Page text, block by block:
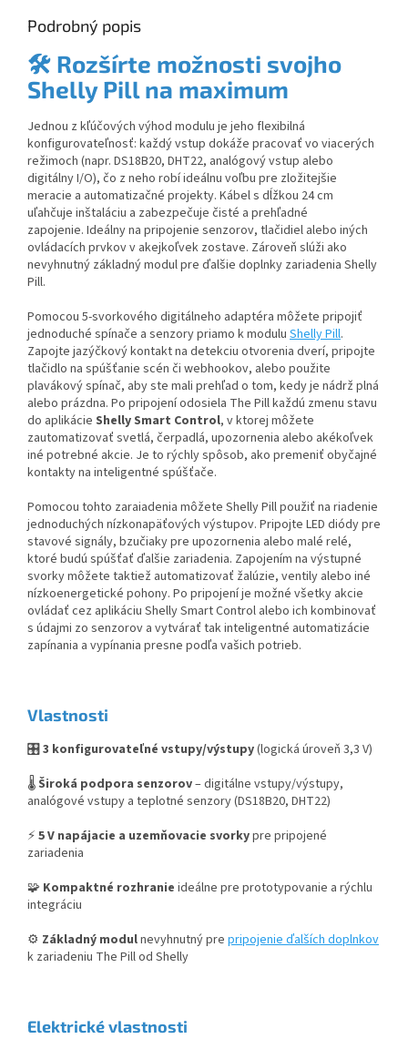
Podrobný popis
🛠️ Rozšírte možnosti svojho
Shelly Pill na maximum
Jednou z kľúčových výhod modulu je jeho flexibilná
konfigurovateľnosť: každý vstup dokáže pracovať vo viacerých
režimoch (napr. DS18B20, DHT22, analógový vstup alebo
digitálny I/O), čo z neho robí ideálnu voľbu pre zložitejšie
meracie a automatizačné projekty. Kábel s dĺžkou 24 cm
uľahčuje inštaláciu a zabezpečuje čisté a prehľadné
zapojenie. Ideálny na pripojenie senzorov, tlačidiel alebo iných
ovládacích prvkov v akejkoľvek zostave. Zároveň slúži ako
nevyhnutný základný modul pre ďalšie doplnky zariadenia Shelly
Pill.
Pomocou 5-svorkového digitálneho adaptéra môžete pripojiť
jednoduché spínače a senzory priamo k modulu Shelly Pill.
Zapojte jazýčkový kontakt na detekciu otvorenia dverí, pripojte
tlačidlo na spúšťanie scén či webhookov, alebo použite
plavákový spínač, aby ste mali prehľad o tom, kedy je nádrž plná
alebo prázdna. Po pripojení odosiela The Pill každú zmenu stavu
do aplikácie Shelly Smart Control, v ktorej môžete
zautomatizovať svetlá, čerpadlá, upozornenia alebo akékoľvek
iné potrebné akcie. Je to rýchly spôsob, ako premeniť obyčajné
kontakty na inteligentné spúšťače.
Pomocou tohto zaraiadenia môžete Shelly Pill použiť na riadenie
jednoduchých nízkonapäťových výstupov. Pripojte LED diódy pre
stavové signály, bzučiaky pre upozornenia alebo malé relé,
ktoré budú spúšťať ďalšie zariadenia. Zapojením na výstupné
svorky môžete taktiež automatizovať žalúzie, ventily alebo iné
nízkoenergetické pohony. Po pripojení je možné všetky akcie
ovládať cez aplikáciu Shelly Smart Control alebo ich kombinovať
s údajmi zo senzorov a vytvárať tak inteligentné automatizácie
zapínania a vypínania presne podľa vašich potrieb.
Vlastnosti
🎛️3 konfigurovateľné vstupy/výstupy(logická úroveň 3,3 V)
🌡️Široká podpora senzorov– digitálne vstupy/výstupy,
analógové vstupy a teplotné senzory (DS18B20, DHT22)
⚡ 5 V napájacie a uzemňovacie svorkypre pripojené
zariadenia
🧩 Kompaktné rozhranie ideálne pre prototypovanie a rýchlu
integráciu
⚙️ Základný modulnevyhnutný pre pripojenie ďalších doplnkov
k zariadeniu The Pill od Shelly
Elektrické vlastnosti